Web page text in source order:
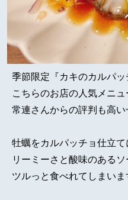
季節限定『カキのカルパッ
こちらのお店の人気メニュ
常連さんからの評判も高い
牡蠣をカルパッチョ仕立
リーミーさと酸味のある
ツルっと食べれてしまいま